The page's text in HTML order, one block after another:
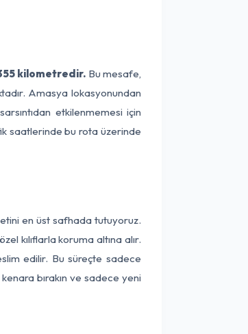
kilometredir. Bu mesafe,
Amasya lokasyonundan
etkilenmemesi için
saatlerinde bu rota üzerinde
en üst safhada tutuyoruz.
kılıflarla koruma altına alır.
edilir. Bu süreçte sadece
kenara bırakın ve sadece yeni